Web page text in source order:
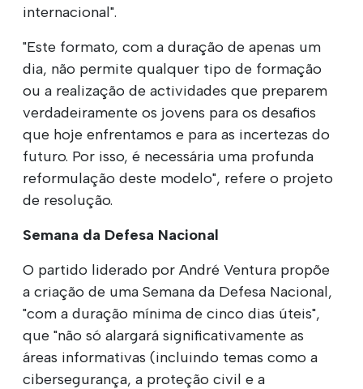
internacional".
"Este formato, com a duração de apenas um
dia, não permite qualquer tipo de formação
ou a realização de actividades que preparem
verdadeiramente os jovens para os desafios
que hoje enfrentamos e para as incertezas do
futuro. Por isso, é necessária uma profunda
reformulação deste modelo", refere o projeto
de resolução.
Semana da Defesa Nacional
O partido liderado por André Ventura propõe
a criação de uma Semana da Defesa Nacional,
"com a duração mínima de cinco dias úteis",
que "não só alargará significativamente as
áreas informativas (incluindo temas como a
cibersegurança, a proteção civil e a